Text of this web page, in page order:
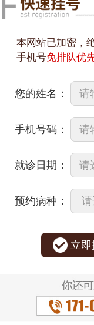
本网站已加密，
手机号免排队优
您的姓名：
手机号码：
就诊日期：
预约病种：
立即